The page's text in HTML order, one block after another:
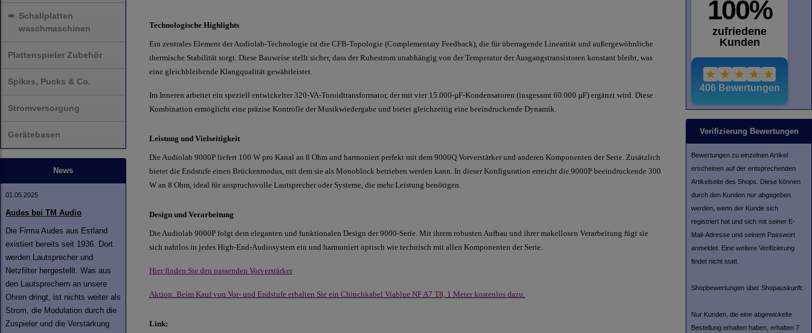
➨ Schallplatten
waschmaschinen
Plattenspieler Zubehör
Spikes, Pucks & Co.
Stromversorgung
Gerätebasen
News
01.05.2025
Audes bei TM Audio
Die Firma Audes aus Estland
existiert bereits seit 1936. Dort
werden Lautsprecher und
Netzfilter hergestellt. Was aus
den Lautsprechern an unsere
Ohren dringt, ist nichts weiter als
Strom, die Modulation durch die
Zuspieler und die Verstärkung
Technologische Highlights
Ein zentrales Element der Audiolab-Technologie ist die CFB-Topologie (Complementary Feedback), die für überragende Linearität und außergewöhnliche
thermische Stabilität sorgt. Diese Bauweise stellt sicher, dass der Ruhestrom unabhängig von der Temperatur der Ausgangstransistoren konstant bleibt, was
eine gleichbleibende Klangqualität gewährleistet.
Im Inneren arbeitet ein speziell entwickelter 320-VA-Toroidtransformator, der mit vier 15.000-µF-Kondensatoren (insgesamt 60.000 µF) ergänzt wird. Diese
Kombination ermöglicht eine präzise Kontrolle der Musikwiedergabe und bietet gleichzeitig eine beeindruckende Dynamik.
Leistung und Vielseitigkeit
Die Audiolab 9000P liefert 100 W pro Kanal an 8 Ohm und harmoniert perfekt mit dem 9000Q Vorverstärker und anderen Komponenten der Serie. Zusätzlich
bietet die Endstufe einen Brückenmodus, mit dem sie als Monoblock betrieben werden kann. In dieser Konfiguration erreicht die 9000P beeindruckende 300
W an 8 Ohm, ideal für anspruchsvolle Lautsprecher oder Systeme, die mehr Leistung benötigen.
Design und Verarbeitung
Die Audiolab 9000P folgt dem eleganten und funktionalen Design der 9000-Serie. Mit ihrem robusten Aufbau und ihrer makellosen Verarbeitung fügt sie
sich nahtlos in jedes High-End-Audiosystem ein und harmoniert optisch wie technisch mit allen Komponenten der Serie.
Hier finden Sie den passenden Vorverstärker
Aktion: Beim Kauf von Vor- und Endstufe erhalten Sie ein Chinchkabel Viablue NF A7 T8, 1 Meter kostenlos dazu.
Link:
Verifizierung Bewertungen
Bewertungen zu einzelnen Artikel
erscheinen auf der entsprechenden
Artikelseite des Shops. Diese können
durch den Kunden nur abgegeben
werden, wenn der Kunde sich
registriert hat und sich mit seiner E-
Mail-Adresse und seinem Passwort
anmeldet. Eine weitere Verifizierung
findet nicht statt.
Shopbewertungen über Shopauskunft:
Nur Kunden, die eine abgewickelte
Bestellung erhalten haben, erhalten 7